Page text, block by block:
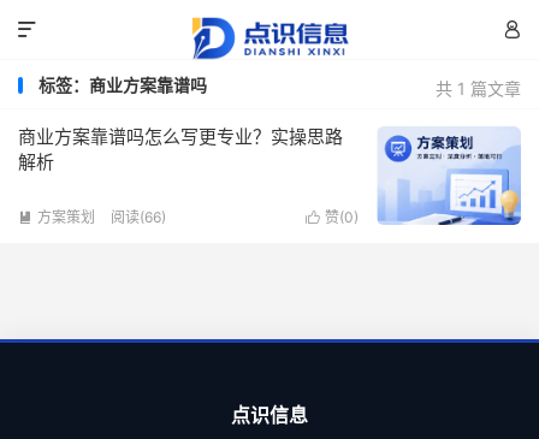


共 1 篇文章
标签：商业方案靠谱吗
商业方案靠谱吗怎么写更专业？实操思路
解析
 赞(0)
 方案策划 阅读(66)
点识信息